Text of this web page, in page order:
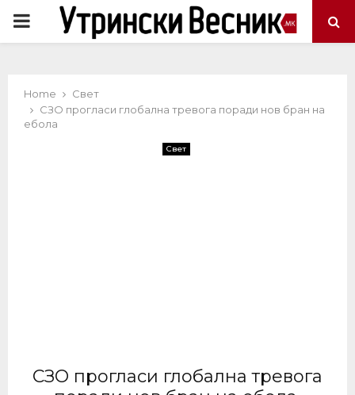
PRIMARY
Home
Свет
СЗО прогласи глобална тревога поради нов бран на
ебола
Свет
СЗО прогласи глобална тревога